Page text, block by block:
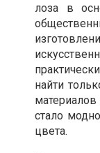
лоза в
найти
стало
цвета.